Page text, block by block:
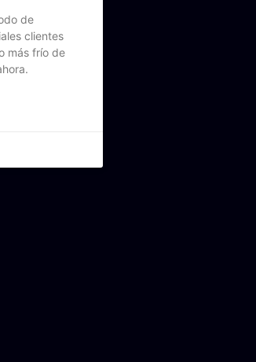
de
clientes
más frío de